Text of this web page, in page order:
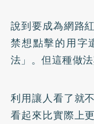
說到要成為網路
禁想點擊的用字
法」。但這種做
利用讓人看了就
看起來比實際上